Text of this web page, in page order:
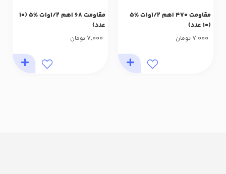
مقاومت 470 اهم 1/2وات %5
(10 عدد)
7,000تومان
مقاومت 68 اهم 1/2وات %5 (10
عدد)
7,000تومان